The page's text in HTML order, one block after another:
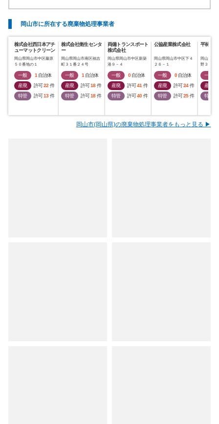
岡山市に所在する廃棄物処理事業者
株式会社西日本アチ
ューマットクリーン
岡山県岡山市中区藤原
５０番地の１
一般 1 自治体
産廃
許可22 件
特管
許可13 件
株式会社衛生センタ
ー
岡山県岡山市南区福吉
町３１番２４号
一般 1 自治体
産廃
許可18 件
特管
許可18 件
両備トランスポート
株式会社
岡山県岡山市中区新築
港９－４
一般 0 自治体
産廃
許可41 件
特管
許可40 件
公協産業株式会社
岡山県岡山市中区下４
２６－１
一般 0 自治体
産廃
許可24 件
特管
許可25 件
平林金
岡山県岡
野３４７
一般
産廃
特管
岡山市(岡山県)の廃棄物処理事業者をもっと見る ▶